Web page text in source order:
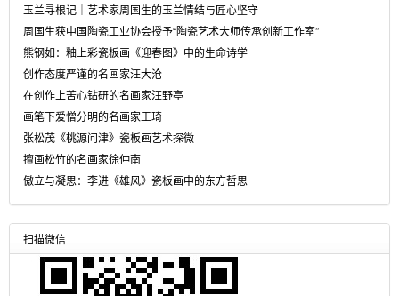
玉兰寻根记｜艺术家周国生的玉兰情结与匠心坚守
周国生获中国陶瓷工业协会授予“陶瓷艺术大师传承创新工作室”
熊钢如：釉上彩瓷板画《迎春图》中的生命诗学
创作态度严谨的名画家汪大沧
在创作上苦心钻研的名画家汪野亭
画笔下爱憎分明的名画家王琦
张松茂《桃源问津》瓷板画艺术探微
擅画松竹的名画家徐仲南
傲立与凝思：李进《雄风》瓷板画中的东方哲思
扫描微信